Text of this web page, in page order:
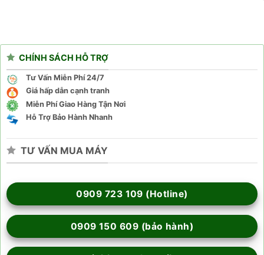
CHÍNH SÁCH HỖ TRỢ
Tư Vấn Miễn Phí 24/7
Giá hấp dẫn cạnh tranh
Miễn Phí Giao Hàng Tận Nơi
Hỗ Trợ Bảo Hành Nhanh
TƯ VẤN MUA MÁY
0909 723 109 (Hotline)
0909 150 609 (bảo hành)